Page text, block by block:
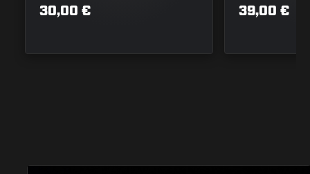
30,00 € 39,00 €